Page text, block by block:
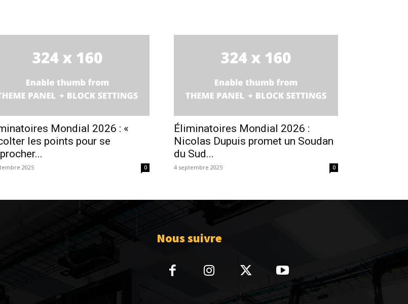
Mondial 2026 : «
les points pour se
2025 0
Éliminatoires Mondial 2026 :
Nicolas Dupuis promet un Soudan
du Sud...
4 septembre 2025 0
Nous suivre